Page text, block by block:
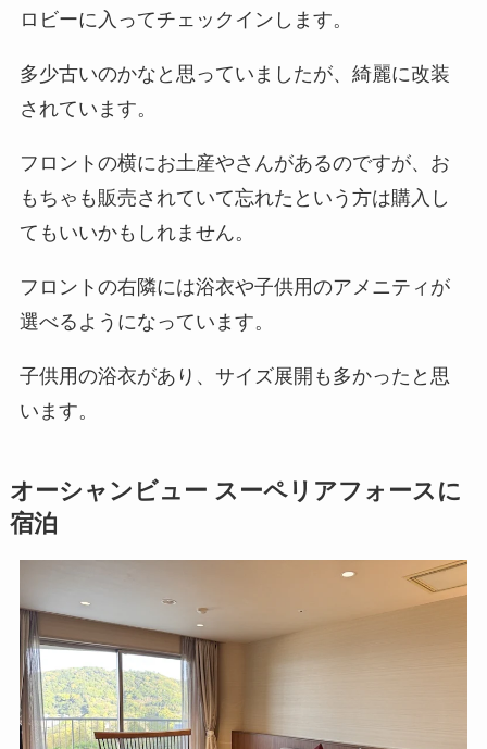
ロビーに入ってチェックインします。
多少古いのかなと思っていましたが、綺麗に改装
されています。
フロントの横にお土産やさんがあるのですが、お
もちゃも販売されていて忘れたという方は購入し
てもいいかもしれません。
フロントの右隣には浴衣や子供用のアメニティが
選べるようになっています。
子供用の浴衣があり、サイズ展開も多かったと思
います。
オーシャンビュー スーペリアフォースに
宿泊